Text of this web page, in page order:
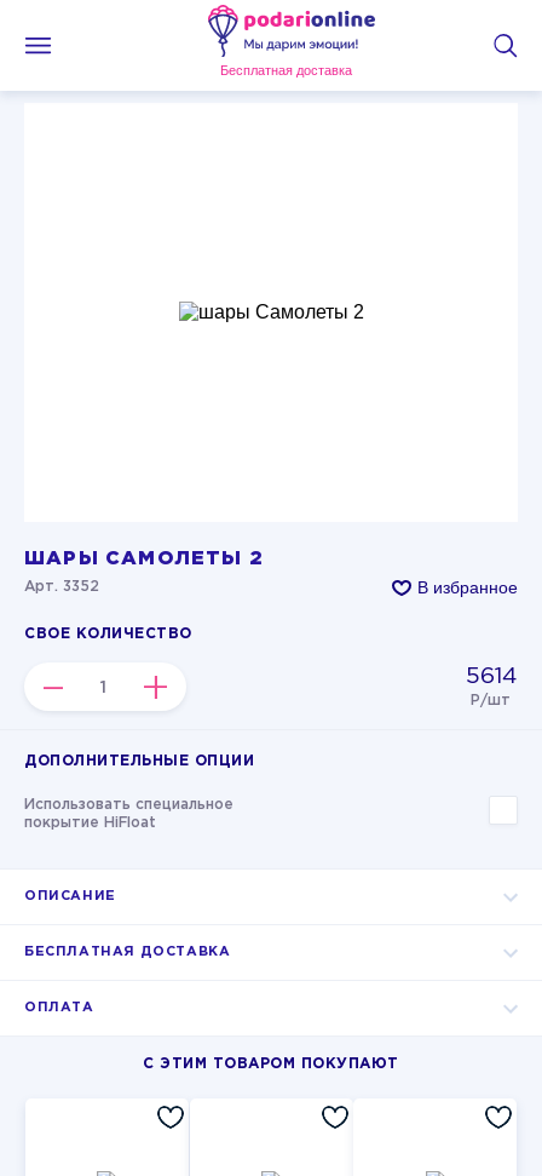
Бесплатная доставка
ШАРЫ САМОЛЕТЫ 2
Арт. 3352 В избранное
СВОЕ КОЛИЧЕСТВО
– + 5614
Р/шт
ДОПОЛНИТЕЛЬНЫЕ ОПЦИИ
Использовать специальное
покрытие HiFloat
ОПИСАНИЕ
БЕСПЛАТНАЯ ДОСТАВКА
ОПЛАТА
С ЭТИМ ТОВАРОМ ПОКУПАЮТ